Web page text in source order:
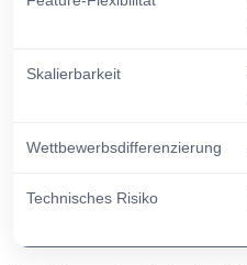
Skalierbarkeit
Wettbewerbsdifferenzierung
Technisches Risiko